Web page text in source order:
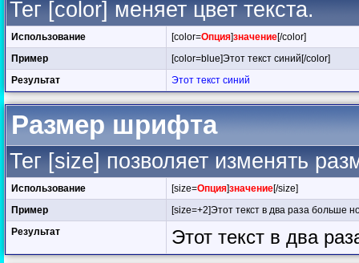
Тег [color] меняет цвет текста.
Использование [color=Опция]значение[/color]
Пример
[color=blue]Этот текст синий[/color]
Результат
Этот текст синий
Размер шрифта
Тег [size] позволяет изменять
Использование [size=Опция]значение[/size]
Пример
[size=+2]Этот текст в два раза больше
Результат
Этот текст в два